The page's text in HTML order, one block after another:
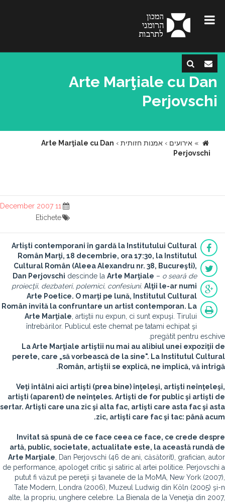
Arte Marţiale cu Dan
Perjovschi
» אירועים › אמנות חזותית ›
Arte Marţiale cu Dan
Perjovschi
11 December 2007
Etichete
Artişti contemporani în gardă la Institutului Cultural
Român Marţi, 18 decembrie, ora 17:30, la Institutul
Cultural Român (Aleea Alexandru nr. 38, Bucureşti),
Dan Perjovschi descinde la Arte Marţiale – o seară de
proiecţii, dezbateri, polemici, confesiuni. Alţii le-ar numi
Arte Poetice. O marţi pe lună, Institutul Cultural
Român invită la confruntare un artist contemporan. La
Arte Marţiale , artiştii nu expun, ci sunt expuşi. Tirului
întrebărilor. Publicul este chemat pe tatami echipat şi
pregătit pentru eschive.
La Arte Marţiale artiştii nu mai au alibiul unei expoziţii de
perete, care „să vorbească de la sine". La Institutul Cultural
Român, artiştii se explică, ne implică, vă intrigă.
Veţi întâlni aici artişti (prea bine) înţeleşi, artişti neînţeleşi,
artişti (aparent) de neînţeles. Artişti de for public şi artişti de
sertar. Artişti care una zic şi alta fac, artişti care asta fac şi asta
zic, artişti care fac şi tac: până acum.
Invitat să spună de ce face ceea ce face, ce crede despre
artă, public, societate, actualitate este, la această rundă de
Arte Marţiale , Dan Perjovschi (46 de ani, căsătorit), grafician, autor
de performance, apologet critic şi satiric al artei politice. Perjovschi a
putut fi văzut pe pereţii şi tavanele de la MoMA, New York (2007),
Tate Modern, Londra (2006), Muzeul Ludwig din Köln (2005) şi-n
alte, la propriu, unghere celebre. La Bienala de la Veneţia din 2007,